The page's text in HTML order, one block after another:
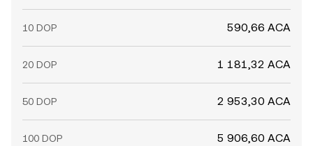
10 DOP 590,66 ACA
20 DOP 1 181,32 ACA
50 DOP 2 953,30 ACA
100 DOP 5 906,60 ACA